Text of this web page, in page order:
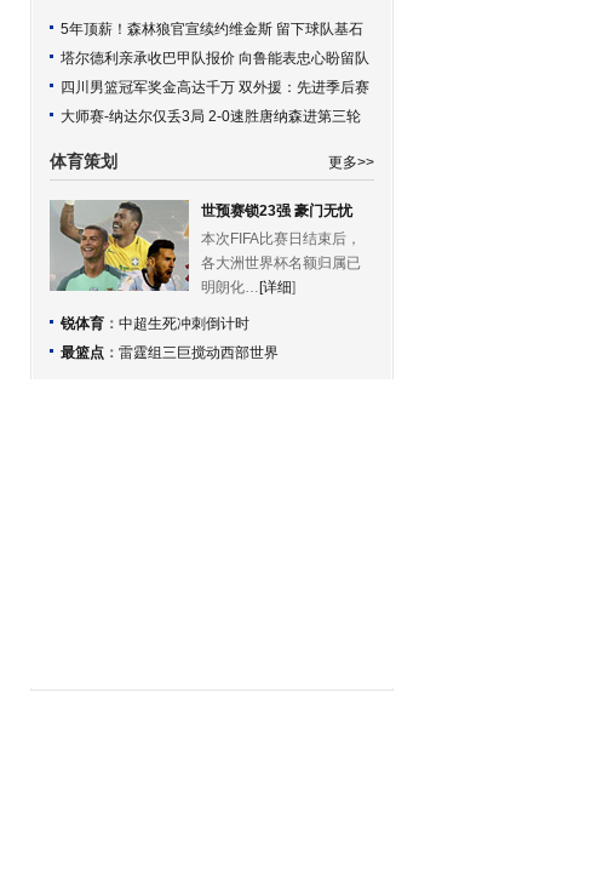
5年顶薪！森林狼官宣续约维金斯 留下球队基石
塔尔德利亲承收巴甲队报价 向鲁能表忠心盼留队
四川男篮冠军奖金高达千万 双外援：先进季后赛
大师赛-纳达尔仅丢3局 2-0速胜唐纳森进第三轮
体育策划 更多>>
世预赛锁23强 豪门无忧
本次FIFA比赛日结束后，
各大洲世界杯名额归属已
明朗化… [详细]
锐体育 ： 中超生死冲刺倒计时
最篮点 ： 雷霆组三巨搅动西部世界